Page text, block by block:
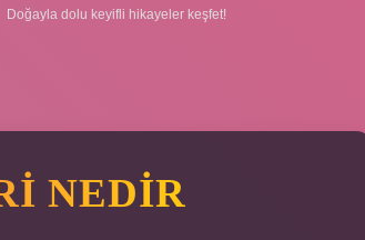
Doğayla dolu keyifli hikayeler keşfet!
NEDIR